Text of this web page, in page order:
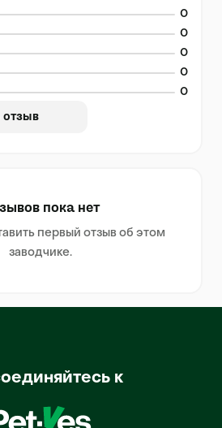
0
0
0
0
0
отзыв
пока нет
первый отзыв об этом
заводчике.
к